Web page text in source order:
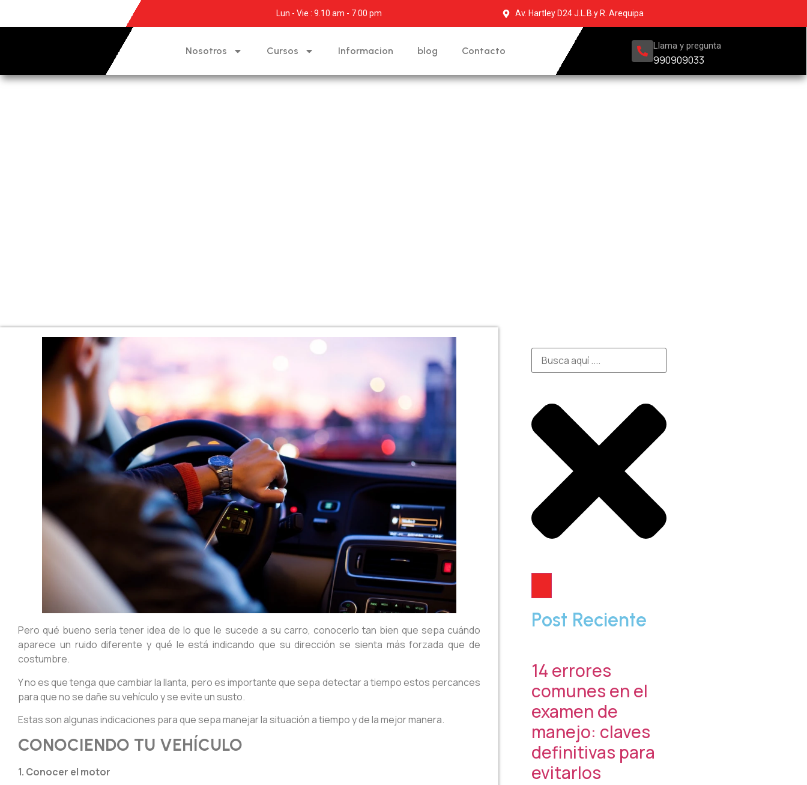
Lun - Vie : 9.10 am - 7.00 pm Av. Hartley D24 J.L.B.y R. Arequipa
Nosotros Cursos Informacion blog Contacto Llama y pregunta
990909033
Pero qué bueno sería tener idea de lo que le sucede a su carro, conocerlo tan bien que sepa cuándo
aparece un ruido diferente y qué le está indicando que su dirección se sienta más forzada que de
costumbre.
Y no es que tenga que cambiar la llanta, pero es importante que sepa detectar a tiempo estos percances
para que no se dañe su vehículo y se evite un susto.
Estas son algunas indicaciones para que sepa manejar la situación a tiempo y de la mejor manera.
CONOCIENDO TU VEHÍCULO
1. Conocer el motor
Post Reciente
14 errores
comunes en el
examen de
manejo: claves
definitivas para
evitarlos